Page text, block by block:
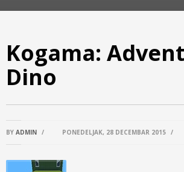
Kogama:
Dino
BY ADMIN / PONEDELJAK, 28 DECEMBAR 2015 /